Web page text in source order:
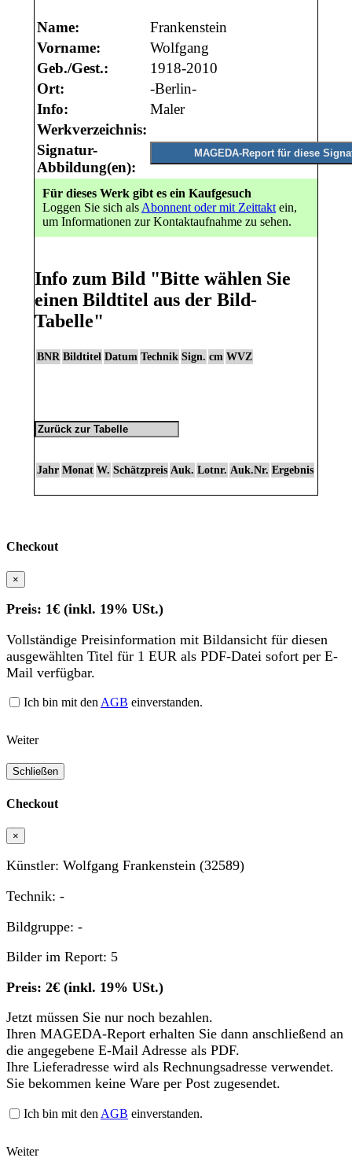
Name:
Frankenstein
Vorname:
Wolfgang
Geb./Gest.:
1918-2010
Ort:
-Berlin-
Info:
Maler
Werkverzeichnis:
Signatur-
Abbildung(en):
Für dieses Werk gibt es ein Kaufgesuch
Loggen Sie sich als Abonnent oder mit Zeittakt ein,
um Informationen zur Kontaktaufnahme zu sehen.
Info zum Bild "Bitte wählen Sie
einen Bildtitel aus der Bild-
Tabelle"
BNR Bildtitel Datum Technik Sign. cm WVZ
Jahr Monat W. Schätzpreis Auk. Lotnr. Auk.Nr. Ergebnis
Checkout
×
Preis: 1€ (inkl. 19% USt.)
Vollständige Preisinformation mit Bildansicht für diesen
ausgewählten Titel für 1 EUR als PDF-Datei sofort per E-
Mail verfügbar.
Ich bin mit den AGB einverstanden.
Weiter
Schließen
Checkout
×
Künstler: Wolfgang Frankenstein (32589)
Technik: -
Bildgruppe: -
Bilder im Report: 5
Preis: 2€ (inkl. 19% USt.)
Jetzt müssen Sie nur noch bezahlen.
Ihren MAGEDA-Report erhalten Sie dann anschließend an
die angegebene E-Mail Adresse als PDF.
Ihre Lieferadresse wird als Rechnungsadresse verwendet.
Sie bekommen keine Ware per Post zugesendet.
Ich bin mit den AGB einverstanden.
Weiter